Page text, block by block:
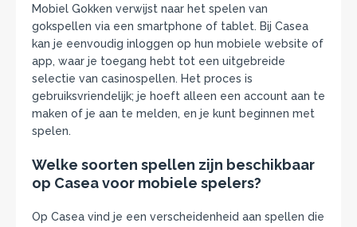
Mobiel Gokken verwijst naar het spelen van
gokspellen via een smartphone of tablet. Bij Casea
kan je eenvoudig inloggen op hun mobiele website of
app, waar je toegang hebt tot een uitgebreide
selectie van casinospellen. Het proces is
gebruiksvriendelijk; je hoeft alleen een account aan te
maken of je aan te melden, en je kunt beginnen met
spelen.
Welke soorten spellen zijn beschikbaar
op Casea voor mobiele spelers?
Op Casea vind je een verscheidenheid aan spellen die